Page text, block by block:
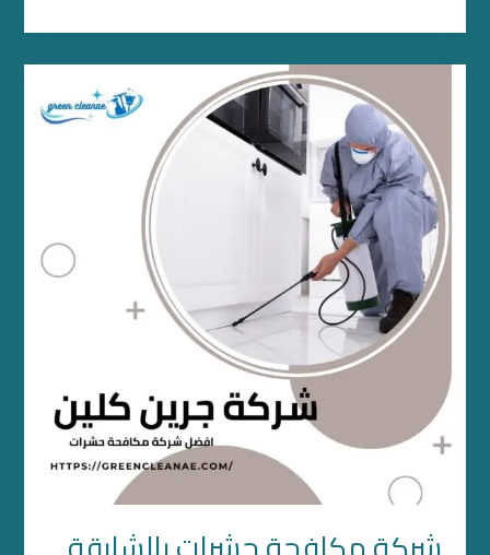
شركة
مكافحة
حشرات
بالشارقة